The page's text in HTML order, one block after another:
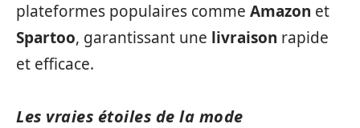
plateformes populaires comme Amazon et
Spartoo, garantissant une livraison rapide
et efficace.
Les vraies étoiles de la mode